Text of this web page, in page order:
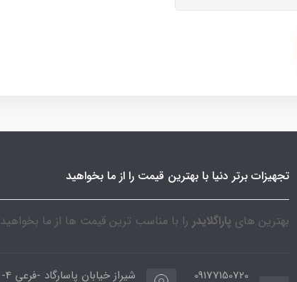
تجهیزات برتر دنیا با بهترین قیمت را از ما بخواهید
بهترین های پاراگلایدر را با مناسب ترین قیمت ها از ما بخواهید
09177150720 شیراز خیابان پاسارگاد -فرعی 4-